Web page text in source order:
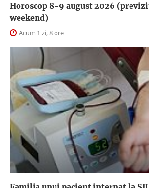
Horoscop 8-9 august 2026
weekend)
Acum 1 zi, 8 ore